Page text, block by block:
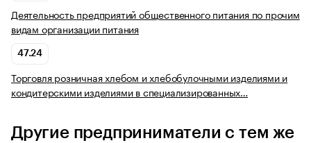
Деятельность предприятий общественного питания по прочим
видам организации питания
47.24
Торговля розничная хлебом и хлебобулочными изделиями и
кондитерскими изделиями в специализированных…
Другие предприниматели с тем же